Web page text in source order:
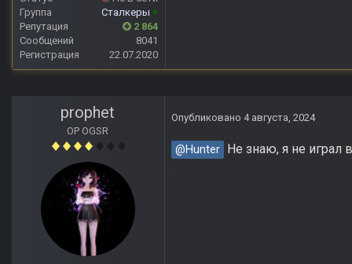
Группа
Сталкеры +
Репутация
2 864
Сообщений
8041
Регистрация
22.07.2020
prophet
OP OGSR
Опубликовано 4 августа, 2024
@Hunter Не знаю, я не играл